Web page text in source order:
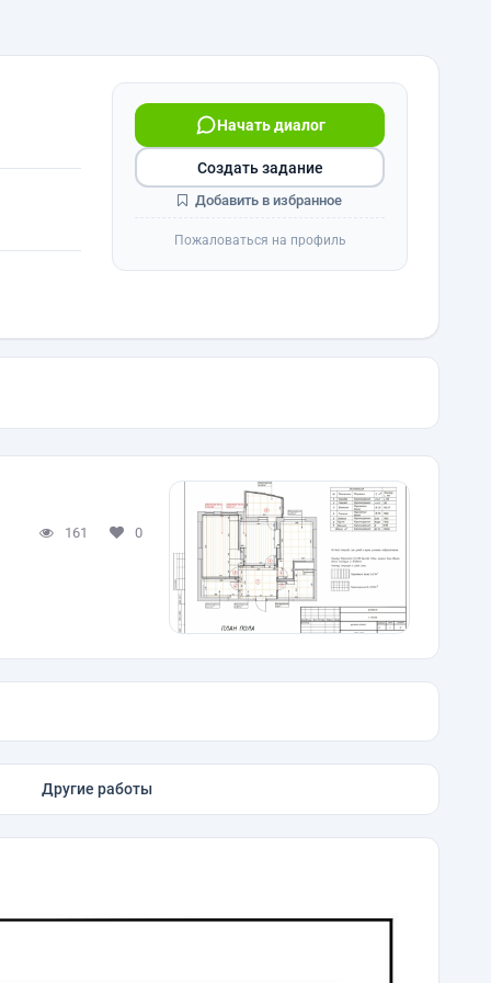
Начать диалог
Создать задание
Добавить в избранное
Пожаловаться на профиль
161 0
Другие работы